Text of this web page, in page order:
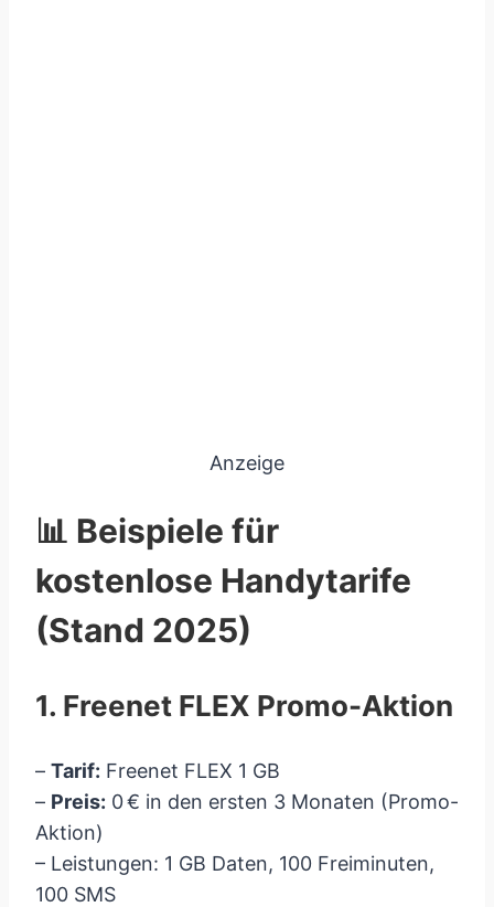
Anzeige
📊 Beispiele für
kostenlose Handytarife
(Stand 2025)
1. Freenet FLEX Promo-Aktion
– Tarif: Freenet FLEX 1 GB
– Preis: 0 € in den ersten 3 Monaten (Promo-
Aktion)
– Leistungen: 1 GB Daten, 100 Freiminuten,
100 SMS